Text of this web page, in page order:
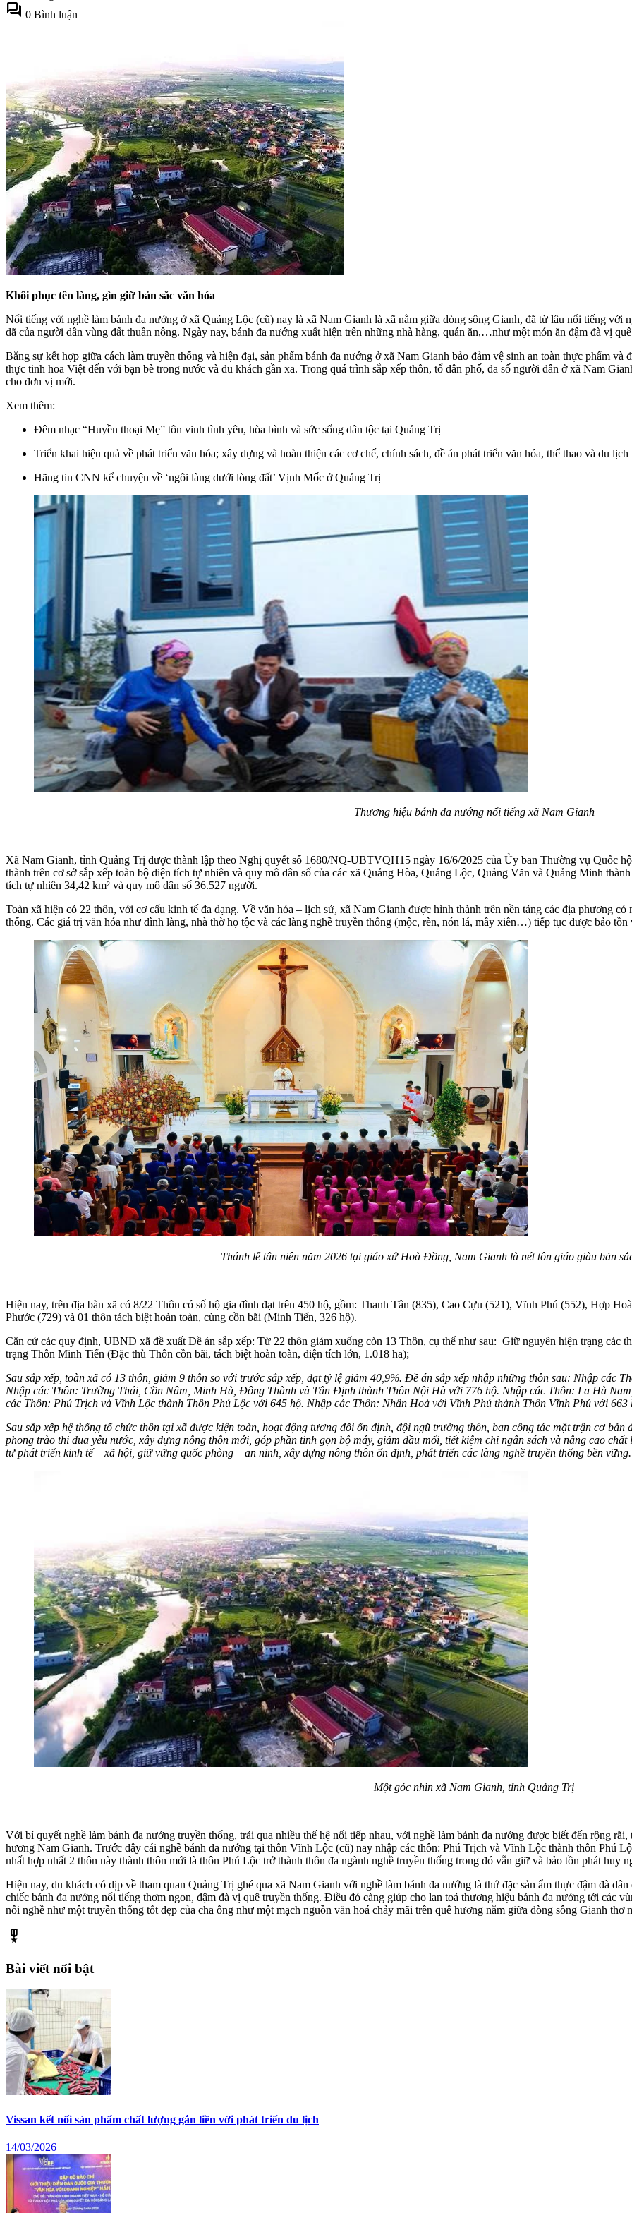
forum 0 Bình luận
Khôi phục tên làng, gìn giữ bản sắc văn hóa
Nổi tiếng với nghề làm bánh đa nướng ở xã Quảng Lộc (cũ) nay là xã Nam Gianh là xã nằm giữa dòng sông Gianh, đã từ lâu nổi tiếng với
dã của người dân vùng đất thuần nông. Ngày nay, bánh đa nướng xuất hiện trên những nhà hàng, quán ăn,…như một món ăn đậm đà vị
Bằng sự kết hợp giữa cách làm truyền thống và hiện đại, sản phẩm bánh đa nướng ở xã Nam Gianh bảo đảm vệ sinh an toàn thực phẩm và
thực tinh hoa Việt đến với bạn bè trong nước và du khách gần xa. Trong quá trình sắp xếp thôn, tổ dân phố, đa số người dân ở xã Nam
cho đơn vị mới.
Xem thêm:
Đêm nhạc “Huyền thoại Mẹ” tôn vinh tình yêu, hòa bình và sức sống dân tộc tại Quảng Trị
Triển khai hiệu quả về phát triển văn hóa; xây dựng và hoàn thiện các cơ chế, chính sách, đề án phát triển văn hóa, thể thao và du
Hãng tin CNN kể chuyện về ‘ngôi làng dưới lòng đất’ Vịnh Mốc ở Quảng Trị
Thương hiệu bánh đa nướng nổi tiếng xã Nam Gianh
Xã Nam Gianh, tỉnh Quảng Trị được thành lập theo Nghị quyết số 1680/NQ-UBTVQH15 ngày 16/6/2025 của Ủy ban Thường vụ Quốc
thành trên cơ sở sắp xếp toàn bộ diện tích tự nhiên và quy mô dân số của các xã Quảng Hòa, Quảng Lộc, Quảng Văn và Quảng Minh
tích tự nhiên 34,42 km² và quy mô dân số 36.527 người.
Toàn xã hiện có 22 thôn, với cơ cấu kinh tế đa dạng. Về văn hóa – lịch sử, xã Nam Gianh được hình thành trên nền tảng các địa phương
thống. Các giá trị văn hóa như đình làng, nhà thờ họ tộc và các làng nghề truyền thống (mộc, rèn, nón lá, mây xiên…) tiếp tục được bảo
Thánh lễ tân niên năm 2026 tại giáo xứ Hoà Đồng, Nam Gianh là nét tôn giáo giàu bản
Hiện nay, trên địa bàn xã có 8/22 Thôn có số hộ gia đình đạt trên 450 hộ, gồm: Thanh Tân (835), Cao Cựu (521), Vĩnh Phú (552), Hợp
Phước (729) và 01 thôn tách biệt hoàn toàn, cùng cồn bãi (Minh Tiến, 326 hộ).
Căn cứ các quy định, UBND xã đề xuất Đề án sắp xếp: Từ 22 thôn giảm xuống còn 13 Thôn, cụ thể như sau: Giữ nguyên hiện trạng các
trạng Thôn Minh Tiến (Đặc thù Thôn cồn bãi, tách biệt hoàn toàn, diện tích lớn, 1.018 ha);
Sau sắp xếp, toàn xã có 13 thôn, giảm 9 thôn so với trước sắp xếp, đạt tỷ lệ giảm 40,9%. Đề án sắp xếp nhập những thôn sau: Nhập các
Nhập các Thôn: Trường Thái, Cồn Nâm, Minh Hà, Đông Thành và Tân Định thành Thôn Nội Hà với 776 hộ. Nhập các Thôn: La Hà
các Thôn: Phú Trịch và Vĩnh Lộc thành Thôn Phú Lộc với 645 hộ. Nhập các Thôn: Nhân Hoà với Vĩnh Phú thành Thôn Vĩnh Phú với 663
Sau sắp xếp hệ thống tổ chức thôn tại xã được kiện toàn, hoạt động tương đối ổn định, đội ngũ trưởng thôn, ban công tác mặt trận cơ
phong trào thi đua yêu nước, xây dựng nông thôn mới, góp phần tinh gọn bộ máy, giảm đầu mối, tiết kiệm chi ngân sách và nâng cao
tư phát triển kinh tế – xã hội, giữ vững quốc phòng – an ninh, xây dựng nông thôn ổn định, phát triển các làng nghề truyền thống bền vững.
Một góc nhìn xã Nam Gianh, tỉnh Quảng Trị
Với bí quyết nghề làm bánh đa nướng truyền thống, trải qua nhiều thế hệ nối tiếp nhau, với nghề làm bánh đa nướng được biết đến rộng
hương Nam Gianh. Trước đây cái nghề bánh đa nướng tại thôn Vĩnh Lộc (cũ) nay nhập các thôn: Phú Trịch và Vĩnh Lộc thành thôn Phú
nhất hợp nhất 2 thôn này thành thôn mới là thôn Phú Lộc trở thành thôn đa ngành nghề truyền thống trong đó vẫn giữ và bảo tồn phát huy
Hiện nay, du khách có dịp về tham quan Quảng Trị ghé qua xã Nam Gianh với nghề làm bánh đa nướng là thứ đặc sản ẩm thực đậm đà
chiếc bánh đa nướng nổi tiếng thơm ngon, đậm đà vị quê truyền thống. Điều đó càng giúp cho lan toả thương hiệu bánh đa nướng tới các
nối nghề như một truyền thống tốt đẹp của cha ông như một mạch nguồn văn hoá chảy mãi trên quê hương nằm giữa dòng sông Gianh thơ
military_tech
Bài viết nổi bật
Vissan kết nối sản phẩm chất lượng gắn liền với phát triển du lịch
14/03/2026